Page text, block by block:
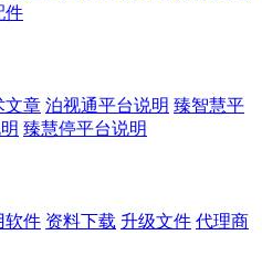
件
文章 泊视通平台说明 臻智慧平
臻慧停平台说明
软件 资料下载 升级文件 代理商